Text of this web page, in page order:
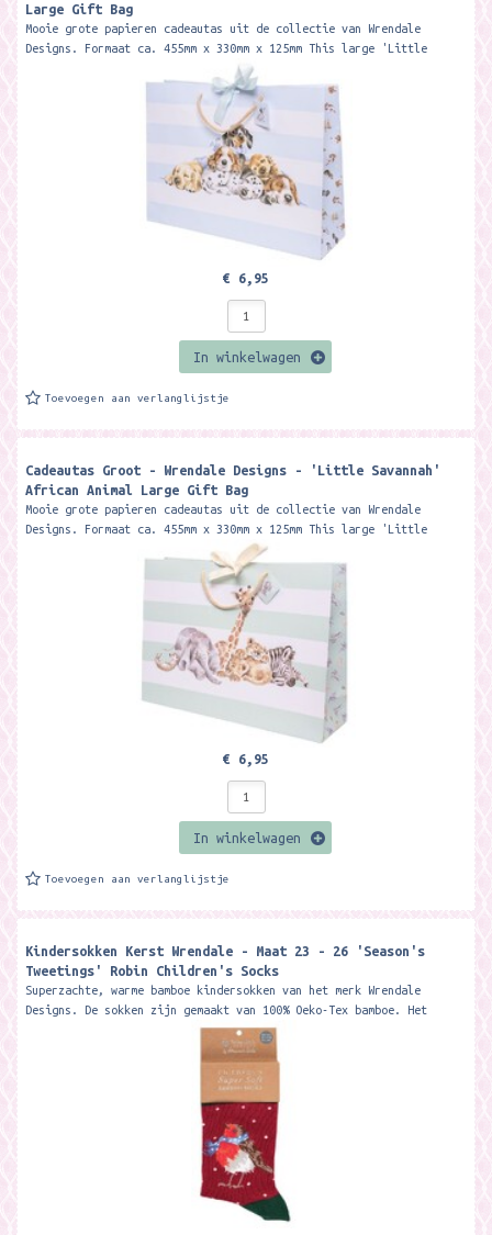
Large Gift Bag
Mooie grote papieren cadeautas uit de collectie van Wrendale
Designs. Formaat ca. 455mm x 330mm x 125mm This large 'Little
€ 6,95
In winkelwagen
Toevoegen aan verlanglijstje
Cadeautas Groot - Wrendale Designs - 'Little Savannah'
African Animal Large Gift Bag
Mooie grote papieren cadeautas uit de collectie van Wrendale
Designs. Formaat ca. 455mm x 330mm x 125mm This large 'Little
€ 6,95
In winkelwagen
Toevoegen aan verlanglijstje
Kindersokken Kerst Wrendale - Maat 23 - 26 'Season's
Tweetings' Robin Children's Socks ​
Superzachte, warme bamboe kindersokken van het merk Wrendale
Designs. De sokken zijn gemaakt van 100% Oeko-Tex bamboe. Het
materiaal is zacht, warm,...